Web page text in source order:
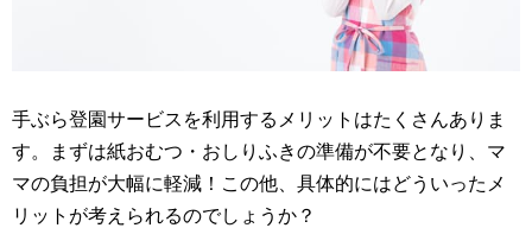
手ぶら登園サービスを利用するメリットはたくさんありま
す。まずは紙おむつ・おしりふきの準備が不要となり、マ
マの負担が大幅に軽減！この他、具体的にはどういったメ
リットが考えられるのでしょうか？